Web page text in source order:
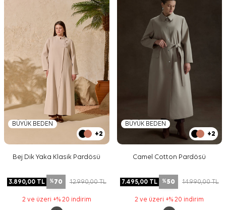
BÜYÜK BEDEN
+2
Bej Dik Yaka Klasik Pardösü
3.890,00TL %70 12.990,00TL
2 ve üzeri +% 20 indirim
BÜYÜK BEDEN
+2
Camel Cotton Pardösü
7.495,00TL %50 14.990,00TL
2 ve üzeri +% 20 indirim